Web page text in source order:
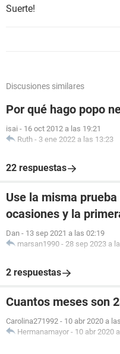
Suerte!
Discusiones similares
Por qué hago popo
isai - 16 oct 2012 a las 19:21
Ruth - 3 ene 2022 a las 13:23
22 respuestas
Use la misma
ocasiones y la
Dan - 13 sep 2021 a las 02:19
marsan1990 - 28 sep 2023 a
2 respuestas
Cuantos meses son
Carolina271992 - 10 abr 2020 a
Hermanamayor - 10 abr 2020